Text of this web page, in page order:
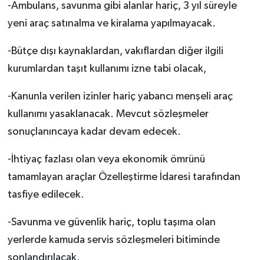
-Ambulans, savunma gibi alanlar hariç, 3 yıl süreyle
yeni araç satınalma ve kiralama yapılmayacak.
-Bütçe dışı kaynaklardan, vakıflardan diğer ilgili
kurumlardan taşıt kullanımı izne tabi olacak,
-Kanunla verilen izinler hariç yabancı menşeli araç
kullanımı yasaklanacak. Mevcut sözleşmeler
sonuçlanıncaya kadar devam edecek.
-İhtiyaç fazlası olan veya ekonomik ömrünü
tamamlayan araçlar Özelleştirme İdaresi tarafından
tasfiye edilecek.
-Savunma ve güvenlik hariç, toplu taşıma olan
yerlerde kamuda servis sözleşmeleri bitiminde